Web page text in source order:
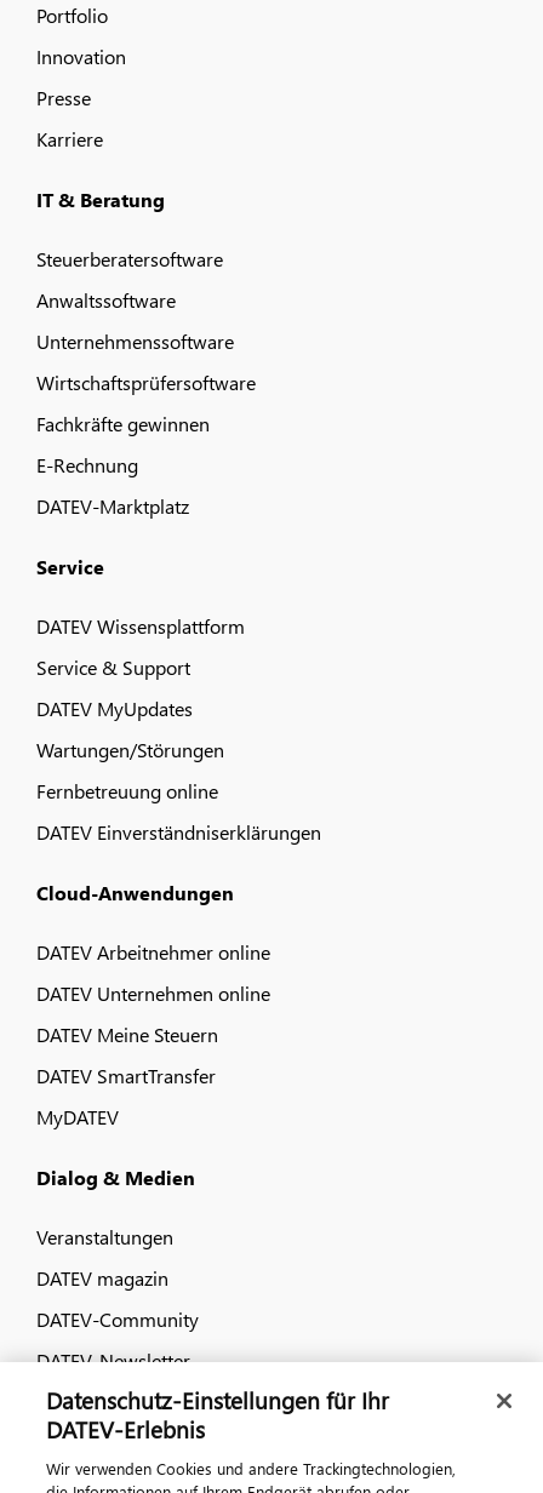
Portfolio
Innovation
Presse
Karriere
IT & Beratung
Steuerberatersoftware
Anwaltssoftware
Unternehmenssoftware
Wirtschaftsprüfersoftware
Fachkräfte gewinnen
E-Rechnung
DATEV-Marktplatz
Service
DATEV Wissensplattform
Service & Support
DATEV MyUpdates
Wartungen/Störungen
Fernbetreuung online
DATEV Einverständniserklärungen
Cloud-Anwendungen
DATEV Arbeitnehmer online
DATEV Unternehmen online
DATEV Meine Steuern
DATEV SmartTransfer
MyDATEV
Dialog & Medien
Veranstaltungen
DATEV magazin
DATEV-Community
DATEV-Newsletter
Kontaktieren Sie uns
Datenschutz-Einstellungen für Ihr
DATEV-Erlebnis
Wir verwenden Cookies und andere Trackingtechnologien,